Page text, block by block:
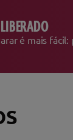
LIBERADO
Parar é